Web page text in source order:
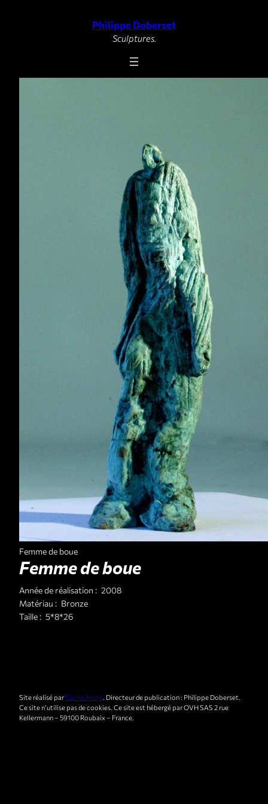
Philippe Doberset
Sculptures.
Femme de boue
Femme de boue
Année de réalisation : 2008
Matériau : Bronze
Taille : 5*8*26
Site réalisé parSacha André. Directeur de publication : Philippe Doberset.
Ce site n’utilise pas de cookies. Ce site est hébergé par OVH SAS 2 rue
Kellermann – 59100 Roubaix – France.